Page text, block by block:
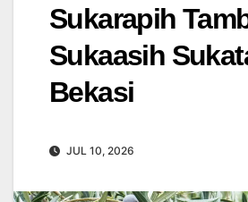
Sukarapih
Sukaasih
Bekasi
JUL 10, 2026